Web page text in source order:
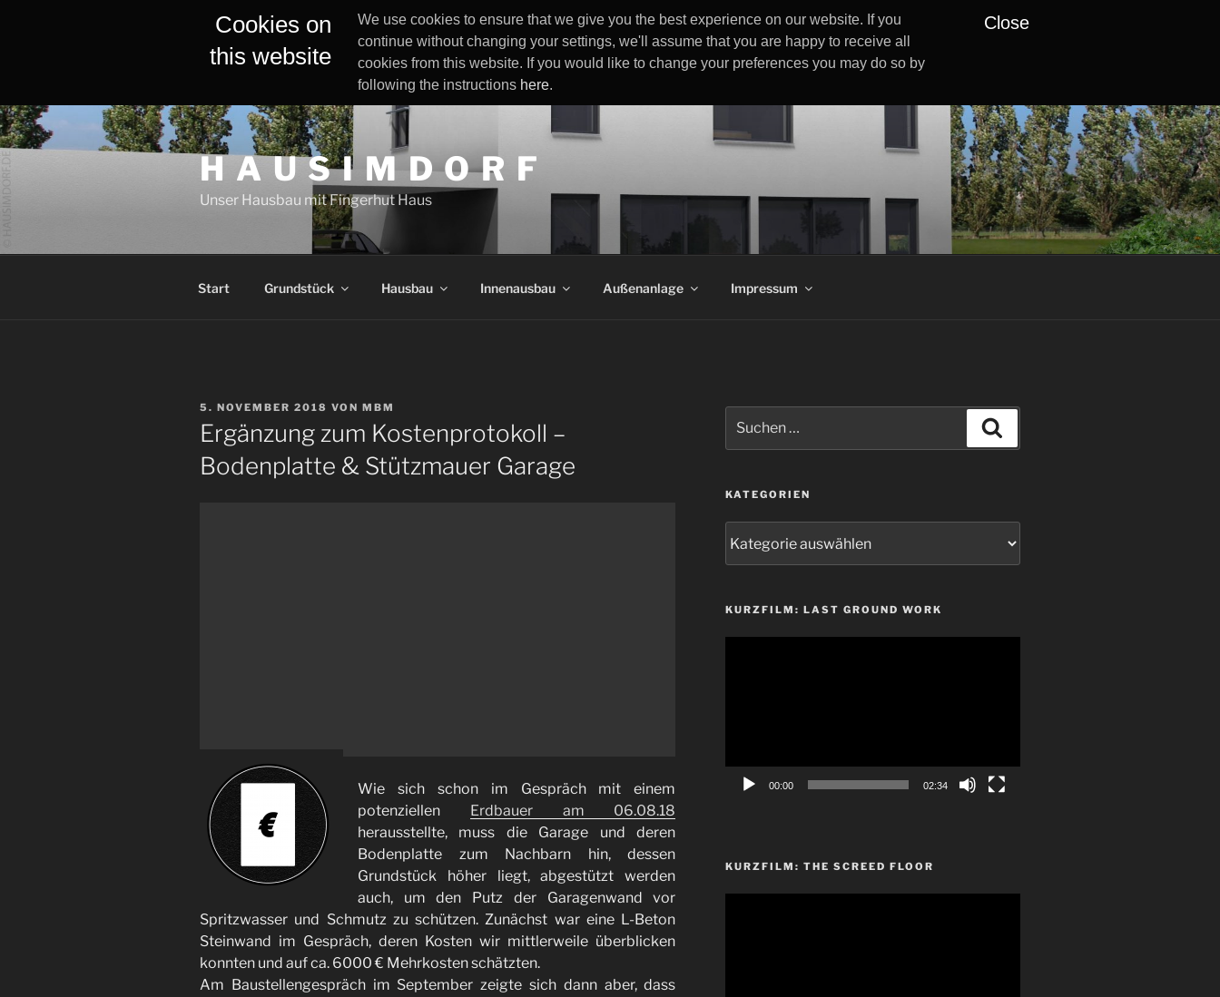
Cookies on
this website
We use cookies to ensure that we give you the best experience on our website. If you
continue without changing your settings, we'll assume that you are happy to receive all
cookies from this website. If you would like to change your preferences you may do so by
following the instructions here.
Close
Zum
Inhalt
springen
H A U S I M D O R F
Unser Hausbau mit Fingerhut Haus
Start Grundstück Hausbau Innenausbau Außenanlage Impressum
VERÖFFENTLICHT
AM
5. NOVEMBER 2018 VON MBM
Ergänzung zum Kostenprotokoll –
Bodenplatte & Stützmauer Garage
Wie sich schon im Gespräch mit einem
potenziellen
Erdbauer am 06.08.18
herausstellte, muss die Garage und deren
Bodenplatte zum Nachbarn hin, dessen
Grundstück höher liegt, abgestützt werden
auch, um den Putz der Garagenwand vor
Spritzwasser und Schmutz zu schützen. Zunächst war eine L-Beton
Steinwand im Gespräch, deren Kosten wir mittlerweile überblicken
konnten und auf ca. 6000 € Mehrkosten schätzten.
Am Baustellengespräch im September zeigte sich dann aber, dass
nach:
KATEGORIEN
KURZFILM: LAST GROUND WORK
00:00 02:34
KURZFILM: THE SCREED FLOOR